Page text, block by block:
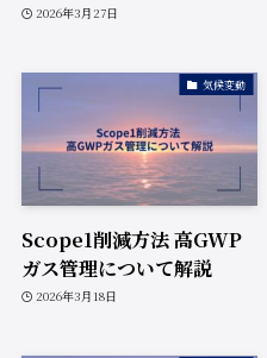
2026年3月27日
気候変動
Scope1削減方法 高GWP
ガス管理について解説
2026年3月18日